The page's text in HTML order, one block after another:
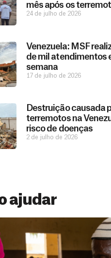
mês após os
24 de julho de 2026
Venezuela: MSF
de mil atendimentos
semana
17 de julho de 2026
Destruição causada
terremotos na
risco de doenças
2 de julho de 2026
ajudar